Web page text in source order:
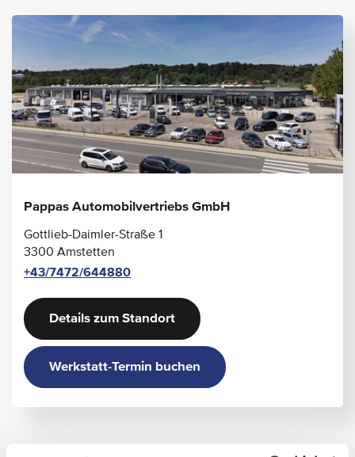
Pappas Automobilvertriebs GmbH
Gottlieb-Daimler-Straße 1
3300 Amstetten
+43/7472/644880
Details zum Standort
Werkstatt-Termin buchen